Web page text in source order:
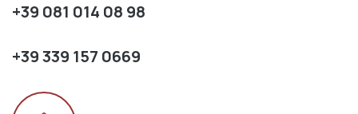
+39 081 014 08 98
+39 339 157 0669